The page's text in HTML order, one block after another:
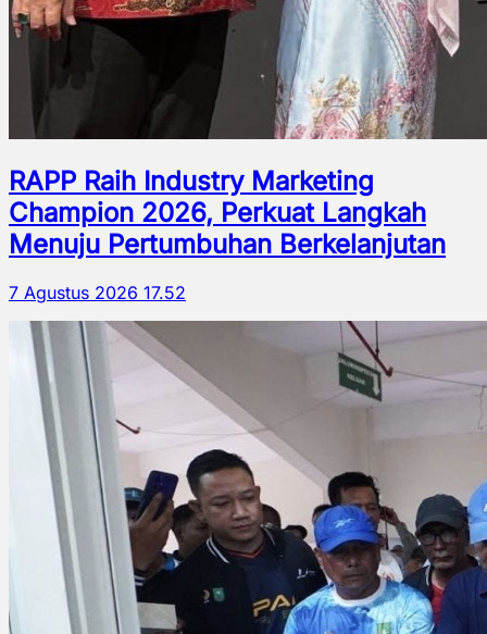
RAPP Raih Industry Marketing
Champion 2026, Perkuat Langkah
Menuju Pertumbuhan Berkelanjutan
7 Agustus 2026 17.52